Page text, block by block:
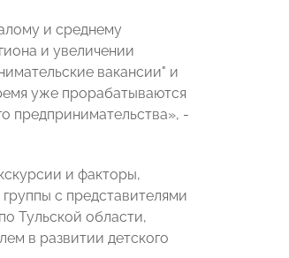
и среднему
и увеличении
вакансии" и
уже прорабатываются
предпринимательства», -
и факторы,
с представителями
Тульской области,
в развитии детского